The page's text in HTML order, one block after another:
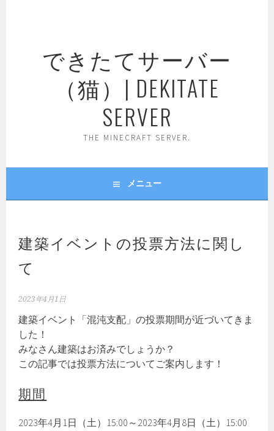
できたてサーバー
（猫）| DEKITATE
SERVER
THE MINECRAFT SERVER.
メニュー
建築イベントの投票方法に関し
て
2023年4月1日
建築イベント「混沌支配」の投票期間が近づいてきま
した！
みなさん建築はお済みでしょうか？
この記事では投票方法についてご案内します！
期間
2023年4月1日（土）15:00～2023年4月8日（土）15:00